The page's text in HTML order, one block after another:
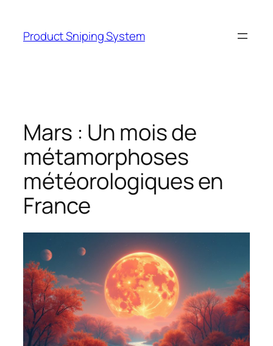
content
Product Sniping System
Mars : Un mois de
métamorphoses
météorologiques en
France